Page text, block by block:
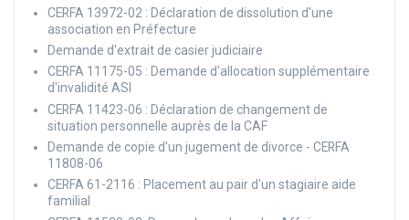
CERFA 13972-02 : Déclaration de dissolution d'une
association en Préfecture
Demande d'extrait de casier judiciaire
CERFA 11175-05 : Demande d'allocation supplémentaire
d'invalidité ASI
CERFA 11423-06 : Déclaration de changement de
situation personnelle auprès de la CAF
Demande de copie d'un jugement de divorce - CERFA
11808-06
CERFA 61-2116 : Placement au pair d'un stagiaire aide
familial